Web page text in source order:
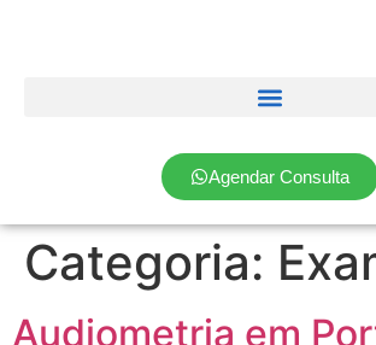
Agendar Consulta
Categoria:
Audiometria em